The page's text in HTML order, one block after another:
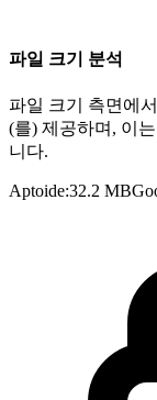
파일 크기 분석
파일 크기 측면에
(를) 제공하며, 이
니다.
Aptoide:32.2 MB